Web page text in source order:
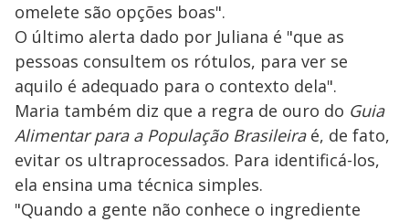
omelete são opções boas".
O último alerta dado por Juliana é "que as
pessoas consultem os rótulos, para ver se
aquilo é adequado para o contexto dela".
Maria também diz que a regra de ouro do Guia
Alimentar para a População Brasileiraé, de fato,
evitar os ultraprocessados. Para identificá-los,
ela ensina uma técnica simples.
"Quando a gente não conhece o ingrediente